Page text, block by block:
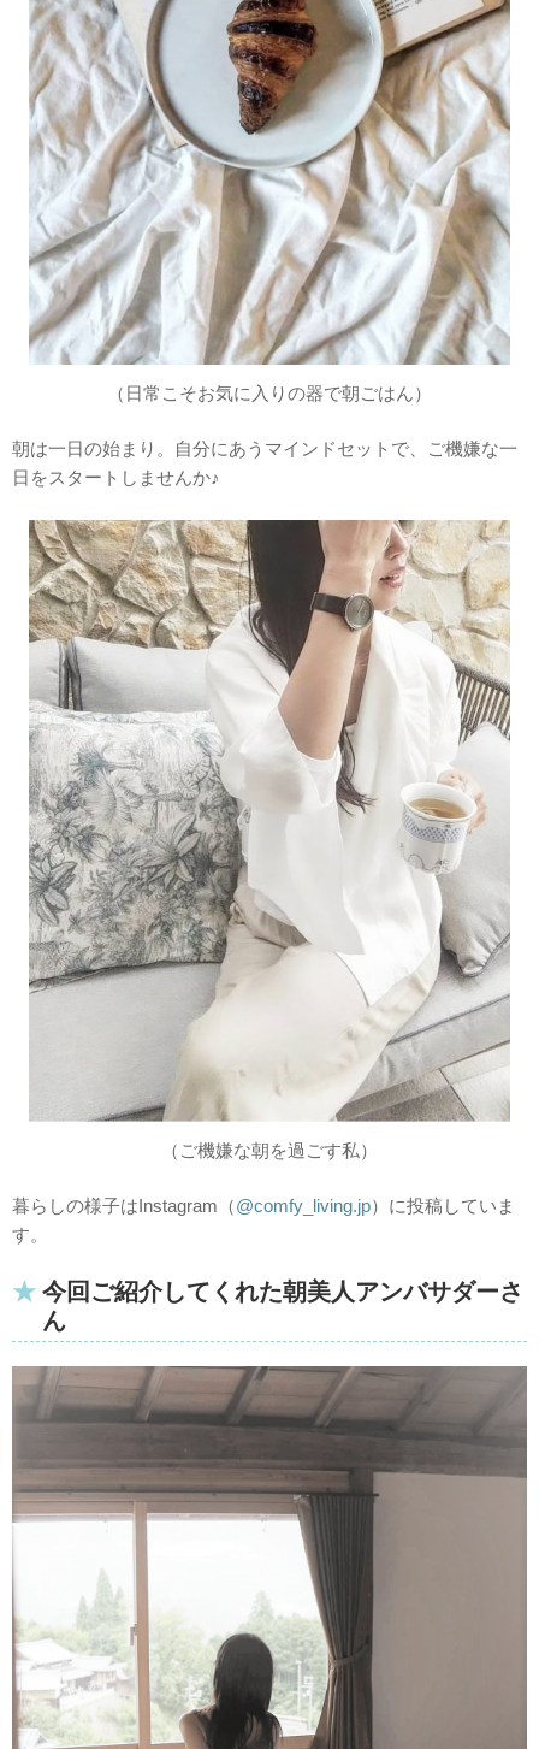
（日常こそお気に入りの器で朝ごはん）
朝は一日の始まり。自分にあうマインドセットで、ご機嫌な一
日をスタートしませんか♪
（ご機嫌な朝を過ごす私）
暮らしの様子はInstagram（@comfy_living.jp）に投稿していま
す。
今回ご紹介してくれた朝美人アンバサダーさ
ん